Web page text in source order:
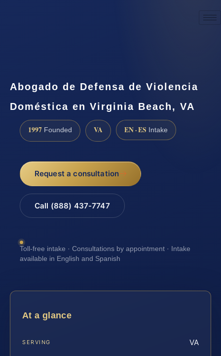
Abogado de Defensa de Violencia
Doméstica en Virginia Beach, VA
1997 Founded VA EN · ES Intake
Request a consultation
Call (888) 437-7747
Toll-free intake · Consultations by appointment · Intake
available in English and Spanish
At a glance
SERVING VA